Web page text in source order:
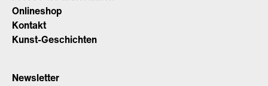
Onlineshop
Kontakt
Kunst-Geschichten
Newsletter